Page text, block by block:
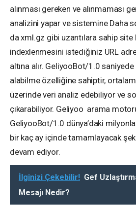
alınması gereken ve alınmaması
analizini yapar ve sistemine Daha
da xml.gz gibi uzantılara sahip site
indexlenmesini istediğiniz URL
altına alır. GeliyooBot/1.0
alabilme özelliğine sahiptir,
üzerinde veri analiz edebiliyor ve
çıkarabiliyor. Geliyoo arama
GeliyooBot/1.0 dünya’daki
bir kaç ay içinde tamamlayacak
devam ediyor.
İlginizi Çekebilir! Gef
Mesajı Nedir?